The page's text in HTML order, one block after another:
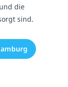
die
sind.